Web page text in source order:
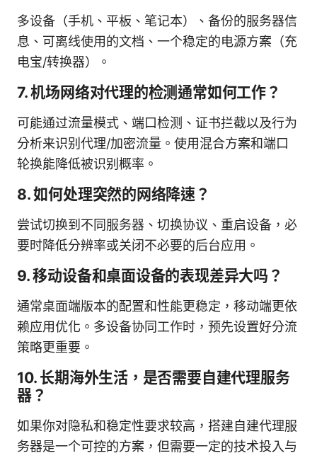
多设备（手机、平板、笔记本）、备份的服务器信
息、可离线使用的文档、一个稳定的电源方案（充
电宝/转换器）。
7. 机场网络对代理的检测通常如何工作？
可能通过流量模式、端口检测、证书拦截以及行为
分析来识别代理/加密流量。使用混合方案和端口
轮换能降低被识别概率。
8. 如何处理突然的网络降速？
尝试切换到不同服务器、切换协议、重启设备，必
要时降低分辨率或关闭不必要的后台应用。
9. 移动设备和桌面设备的表现差异大吗？
通常桌面端版本的配置和性能更稳定，移动端更依
赖应用优化。多设备协同工作时，预先设置好分流
策略更重要。
10. 长期海外生活，是否需要自建代理服务
器？
如果你对隐私和稳定性要求较高，搭建自建代理服
务器是一个可控的方案，但需要一定的技术投入与